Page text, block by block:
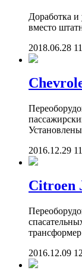
Доработка и
вместо
2018.06.28
2016.12.29
Citroen
2016.12.09